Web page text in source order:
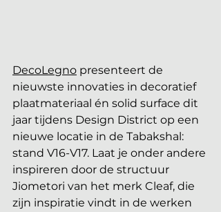
DecoLegno presenteert de
nieuwste innovaties in decoratief
plaatmateriaal én solid surface dit
jaar tijdens Design District op een
nieuwe locatie in de Tabakshal:
stand V16-V17. Laat je onder andere
inspireren door de structuur
Jiometori van het merk Cleaf, die
zijn inspiratie vindt in de werken